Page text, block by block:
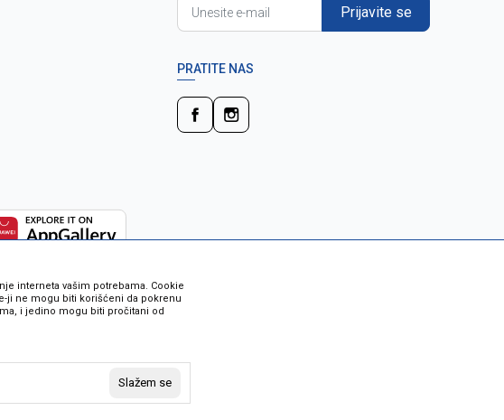
Prijavite se
PRATITE NAS
garantovati da su sve informacije kompletne i bez
Raspoloživost robe možete provjeriti besplatnim
zadržana.
interneta vašim potrebama. Cookie
ji ne mogu biti korišćeni da pokrenu
i jedino mogu biti pročitani od
Slažem se